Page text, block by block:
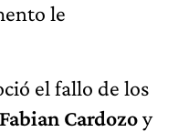
le
el fallo de los
Cardozoy